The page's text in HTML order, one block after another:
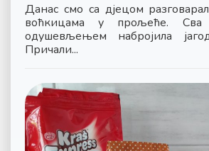
Данас смо са дјецом
воћкицама у прољеће.
одушевљењем набројила
Причали...